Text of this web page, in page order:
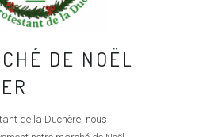
DE NOËL
de la Duchère, nous